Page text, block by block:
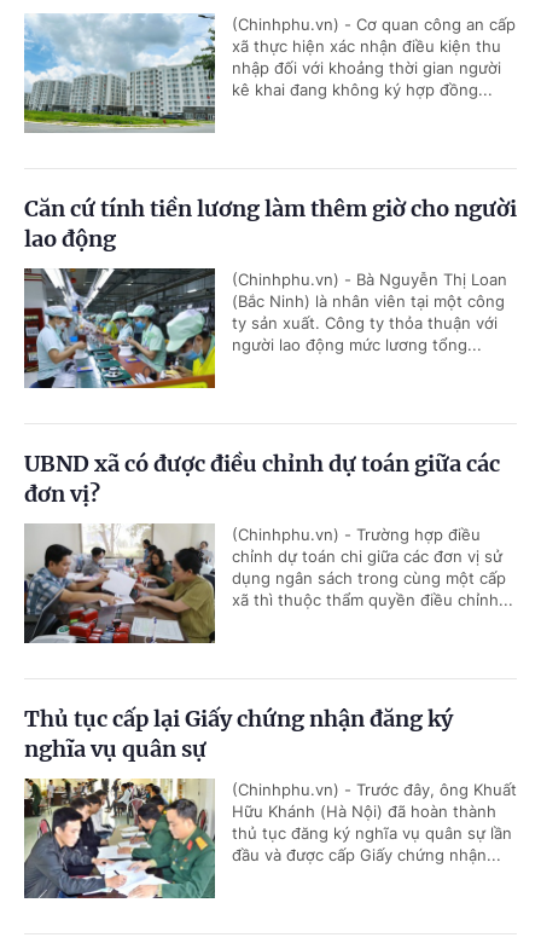
(Chinhphu.vn) - Cơ quan công an cấp
xã thực hiện xác nhận điều kiện thu
nhập đối với khoảng thời gian người
kê khai đang không ký hợp đồng...
Căn cứ tính tiền lương làm thêm giờ cho người
lao động
(Chinhphu.vn) - Bà Nguyễn Thị Loan
(Bắc Ninh) là nhân viên tại một công
ty sản xuất. Công ty thỏa thuận với
người lao động mức lương tổng...
UBND xã có được điều chỉnh dự toán giữa các
đơn vị?
(Chinhphu.vn) - Trường hợp điều
chỉnh dự toán chi giữa các đơn vị sử
dụng ngân sách trong cùng một cấp
xã thì thuộc thẩm quyền điều chỉnh...
Thủ tục cấp lại Giấy chứng nhận đăng ký
nghĩa vụ quân sự
(Chinhphu.vn) - Trước đây, ông Khuất
Hữu Khánh (Hà Nội) đã hoàn thành
thủ tục đăng ký nghĩa vụ quân sự lần
đầu và được cấp Giấy chứng nhận...